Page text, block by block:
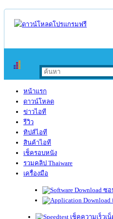
หน้าแรก
ดาวน์โหลด
ข่าวไอที
รีวิว
ทิปส์ไอที
สินค้าไอที
เช็ครอบหนัง
รวมคลิป Thaiware
เครื่องมือ
ซอ
เช็คความเร็วเน็